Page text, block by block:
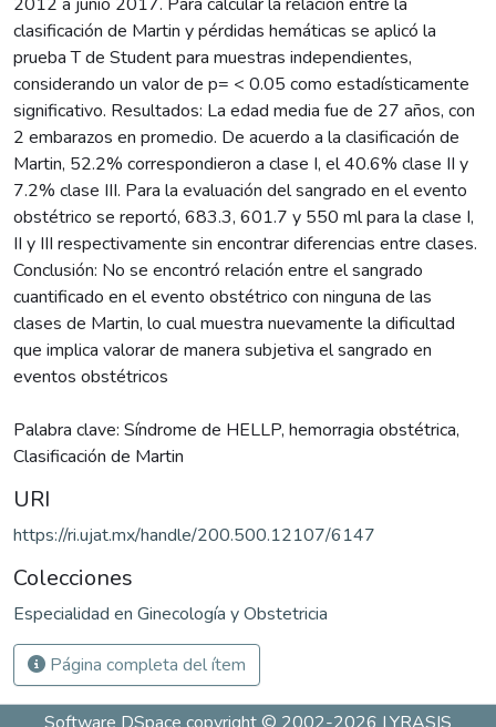
clasificación de Martin y pérdidas hemáticas se aplicó la
prueba T de Student para muestras independientes,
considerando un valor de p= < 0.05 como estadísticamente
significativo. Resultados: La edad media fue de 27 años, con
2 embarazos en promedio. De acuerdo a la clasificación de
Martin, 52.2% correspondieron a clase I, el 40.6% clase II y
7.2% clase III. Para la evaluación del sangrado en el evento
obstétrico se reportó, 683.3, 601.7 y 550 ml para la clase I,
II y III respectivamente sin encontrar diferencias entre clases.
Conclusión: No se encontró relación entre el sangrado
cuantificado en el evento obstétrico con ninguna de las
clases de Martin, lo cual muestra nuevamente la dificultad
que implica valorar de manera subjetiva el sangrado en
eventos obstétricos
Palabra clave: Síndrome de HELLP, hemorragia obstétrica,
Clasificación de Martin
URI
https://ri.ujat.mx/handle/200.500.12107/6147
Colecciones
Especialidad en Ginecología y Obstetricia
Página completa del ítem